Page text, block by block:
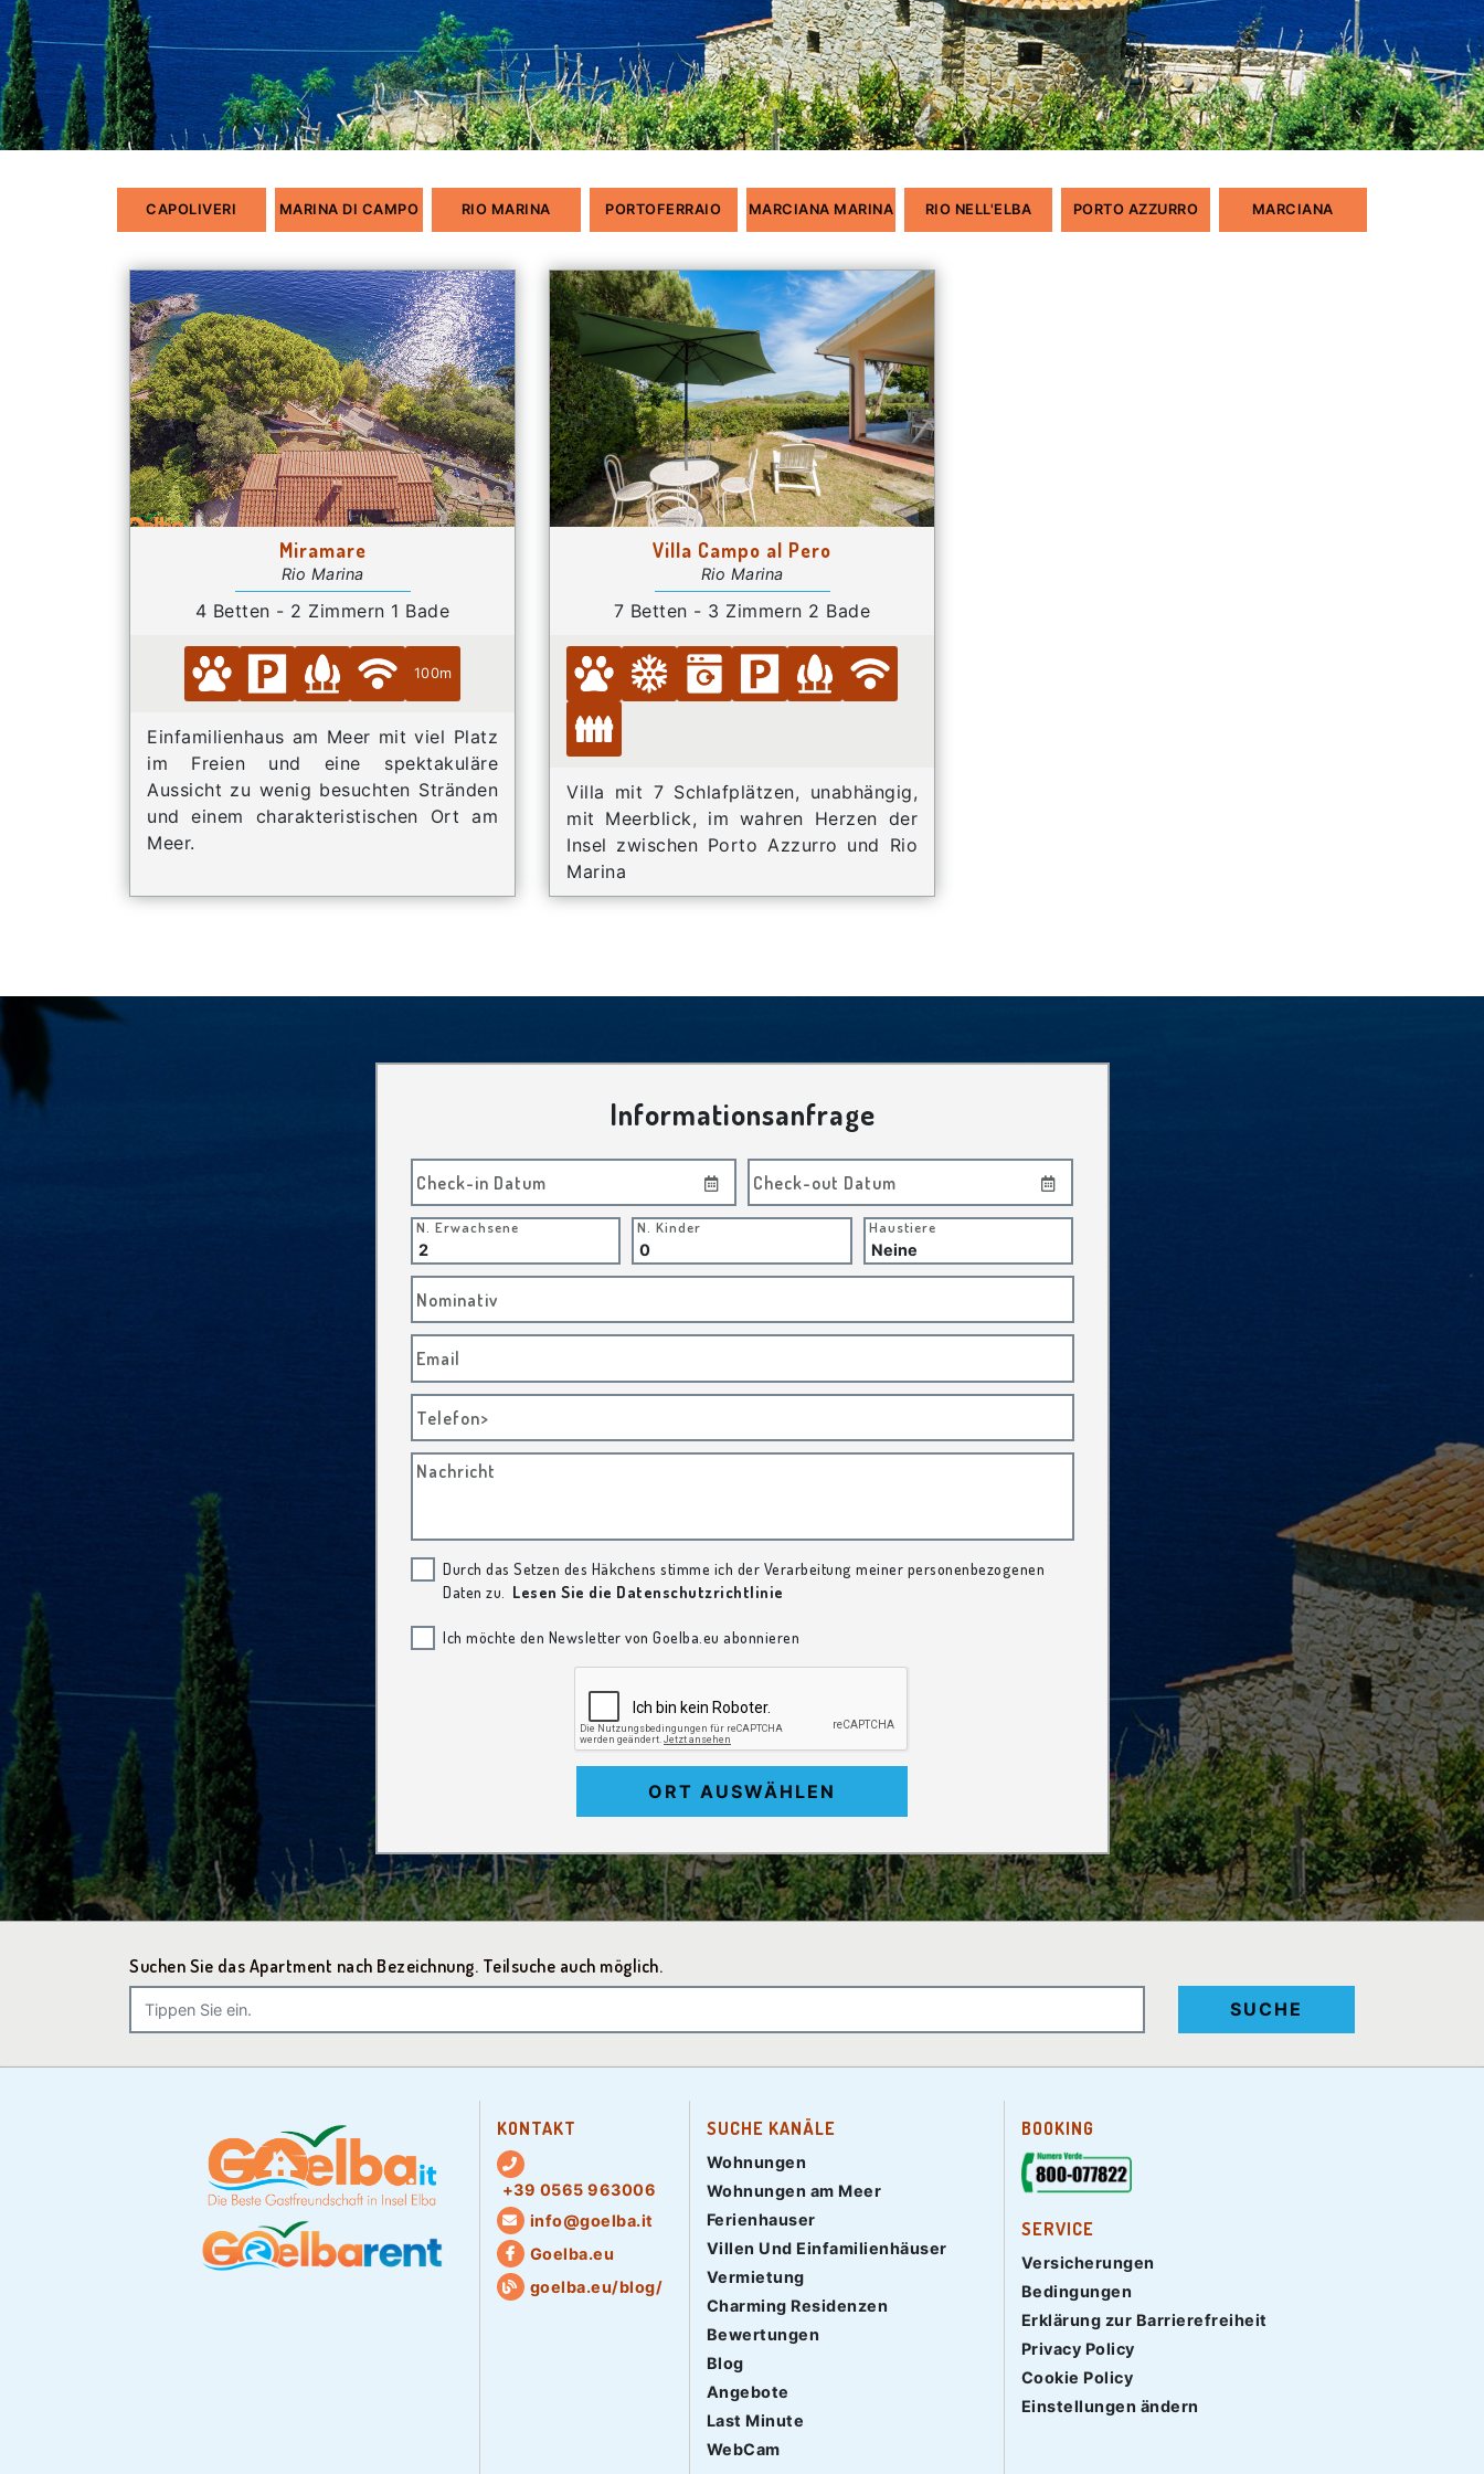
CAPOLIVERI MARINA DI CAMPO RIO MARINA PORTOFERRAIO MARCIANA MARINA RIO NELL'ELBA PORTO AZZURRO MARCIANA
Miramare
Rio Marina
4 Betten - 2 Zimmern 1 Bade
100m
Einfamilienhaus am Meer mit viel Platz
im Freien und eine spektakuläre
Aussicht zu wenig besuchten Stränden
und einem charakteristischen Ort am
Meer.
Villa Campo al Pero
Rio Marina
7 Betten - 3 Zimmern 2 Bade
Villa mit 7 Schlafplätzen, unabhängig,
mit Meerblick, im wahren Herzen der
Insel zwischen Porto Azzurro und Rio
Marina
Informationsanfrage
Check-in Datum Check-out Datum
N. Erwachsene N. Kinder Haustiere
Nominativ
Email
Telefon>
Nachricht
Durch das Setzen des Häkchens stimme ich der Verarbeitung meiner personenbezogenen
Daten zu.
Lesen Sie die Datenschutzrichtlinie
Ich möchte den Newsletter von Goelba.eu abonnieren
ORT AUSWÄHLEN
Suchen Sie das Apartment nach Bezeichnung. Teilsuche auch möglich.
SUCHE
KONTAKT
+39 0565 963006
info@goelba.it
Goelba.eu
goelba.eu/blog/
SUCHE KANÄLE
Wohnungen
Wohnungen am Meer
Ferienhauser
Villen Und Einfamilienhäuser
Vermietung
Charming Residenzen
Bewertungen
Blog
Angebote
Last Minute
WebCam
BOOKING
SERVICE
Versicherungen
Bedingungen
Erklärung zur Barrierefreiheit
Privacy Policy
Cookie Policy
Einstellungen ändern